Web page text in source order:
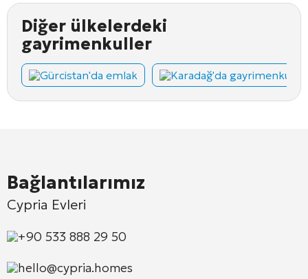
Diğer ülkelerdeki
gayrimenkuller
Gürcistan'da emlak Karadağ'da gayrimenkul
Bağlantılarımız
Cypria Evleri
+90 533 888 29 50
hello@cypria.homes